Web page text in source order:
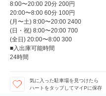
8:00〜20:00 20分 200円
20:00〜8:00 60分 100円
(月〜土) 8:00〜20:00 2400
(日・祝) 8:00〜20:00 700
(全日) 20:00〜8:00 300
■入出庫可能時間
24時間
気に入った駐車場を見つけたら
ハートをタップしてマイPに保存